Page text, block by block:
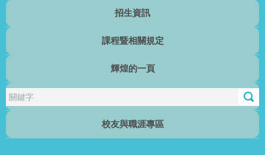
招生資訊
課程暨相關規定
輝煌的一頁
校友與職涯專區